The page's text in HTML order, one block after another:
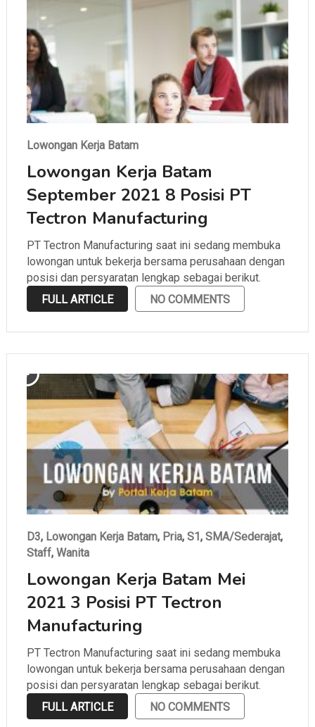
Lowongan Kerja Batam
Lowongan Kerja Batam
September 2021 8 Posisi PT
Tectron Manufacturing
PT Tectron Manufacturing saat ini sedang membuka
lowongan untuk bekerja bersama perusahaan dengan
posisi dan persyaratan lengkap sebagai berikut.
FULL ARTICLE
NO COMMENTS
D3, Lowongan Kerja Batam, Pria, S1, SMA/Sederajat,
Staff, Wanita
Lowongan Kerja Batam Mei
2021 3 Posisi PT Tectron
Manufacturing
PT Tectron Manufacturing saat ini sedang membuka
lowongan untuk bekerja bersama perusahaan dengan
posisi dan persyaratan lengkap sebagai berikut.
FULL ARTICLE
NO COMMENTS